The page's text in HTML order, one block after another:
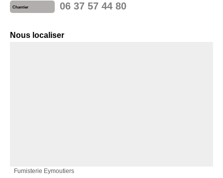
Chantier 06 37 57 44 80
Nous localiser
Fumisterie Eymoutiers